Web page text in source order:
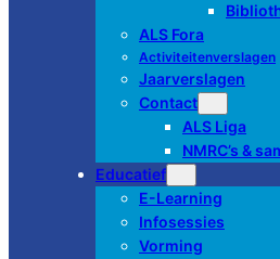
ALS Fora
Activiteitenverslagen
Jaarverslagen
Contact
ALS Liga
NMRC’s &
Educatief
E-Learning
Infosessies
Vorming